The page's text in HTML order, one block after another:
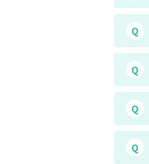
Q
Q
Q
Q